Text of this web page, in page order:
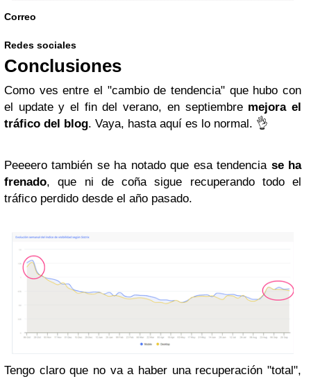
Correo
Redes sociales
Conclusiones
Como ves entre el "cambio de tendencia" que hubo con
el update y el fin del verano, en septiembre mejora el
tráfico del blog. Vaya, hasta aquí es lo normal. 👌
Peeeero también se ha notado que esa tendencia se ha
frenado, que ni de coña sigue recuperando todo el
tráfico perdido desde el año pasado.
Tengo claro que no va a haber una recuperación "total",